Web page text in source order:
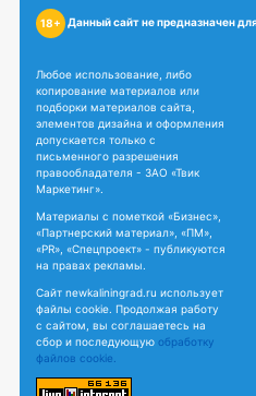
18+ Данный сайт не предназначен
Любое использование, либо
копирование материалов или
подборки материалов сайта,
элементов дизайна и оформления
допускается только с
письменного разрешения
правообладателя - ЗАО «Твик
Маркетинг».
Материалы с пометкой «Бизнес»,
«Партнерский материал», «ПМ»,
«PR», «Спецпроект» - публикуются
на правах рекламы.
Сайт newkaliningrad.ru использует
файлы cookie. Продолжая работу
с сайтом, вы соглашаетесь на
сбор и последующую обработку
файлов cookie.